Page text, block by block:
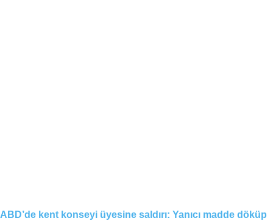
ABD’de kent konseyi üyesine saldırı: Yanıcı madde döküp